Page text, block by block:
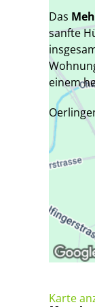
Karte
Das
sanfte
einem
sich
Ein
Nach